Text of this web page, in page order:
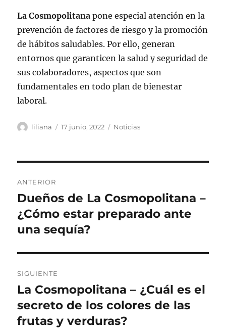
La Cosmopolitana pone especial atención en la
prevención de factores de riesgo y la promoción
de hábitos saludables. Por ello, generan
entornos que garanticen la salud y seguridad de
sus colaboradores, aspectos que son
fundamentales en todo plan de bienestar
laboral.
Autor
liliana
Publicado
17 junio, 2022 Categorías
Noticias
de
entradas
ANTERIOR
Entrada
anterior:
Dueños de La Cosmopolitana –
¿Cómo estar preparado ante
una sequía?
SIGUIENTE
Siguiente
entrada:
La Cosmopolitana – ¿Cuál es el
secreto de los colores de las
frutas y verduras?